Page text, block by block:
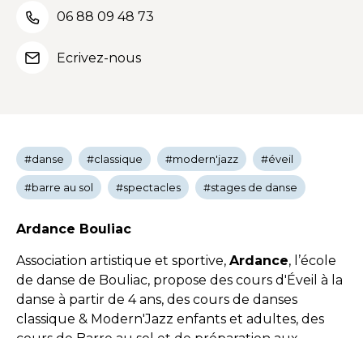
06 88 09 48 73
Ecrivez-nous
#danse #classique #modern'jazz #éveil
#barre au sol #spectacles #stages de danse
Ardance Bouliac
Association artistique et sportive, Ardance, l’école
de danse de Bouliac, propose des cours d'Éveil à la
danse à partir de 4 ans, des cours de danses
classique & Modern'Jazz enfants et adultes, des